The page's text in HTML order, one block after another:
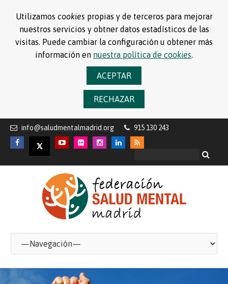
Utilizamos cookies propias y de terceros para mejorar
nuestros servicios y obtner datos estadísticos de las
visitas. Puede cambiar la configuración u obtener más
información en nuestra política de cookies.
ACEPTAR
RECHAZAR
info@saludmentalmadrid.org 915 130 243